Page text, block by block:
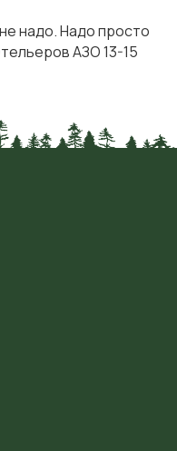
надо. Надо просто
АЗО 13-15